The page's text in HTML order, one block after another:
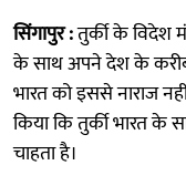
सिंगापुर :तुर्की के विदेश
के साथ अपने देश के
भारत को इससे नाराज नहीं
किया कि तुर्की भारत
चाहता है।